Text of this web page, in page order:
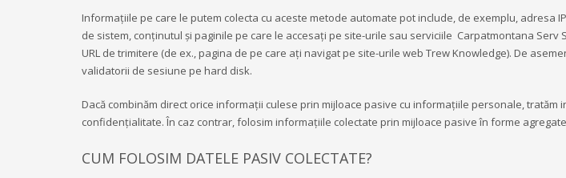
Informațiile pe care le putem colecta cu aceste metode automate pot include, de exemplu,
de sistem, conținutul și paginile pe care le accesați pe site-urile sau serviciile Carpatmontana
URL de trimitere (de ex., pagina de pe care ați navigat pe site-urile web Trew Knowledge). De
validatorii de sesiune pe hard disk.
Dacă combinăm direct orice informații culese prin mijloace pasive cu informațiile personale,
confidențialitate. În caz contrar, folosim informațiile colectate prin mijloace pasive în forme
CUM FOLOSIM DATELE PASIV COLECTATE?